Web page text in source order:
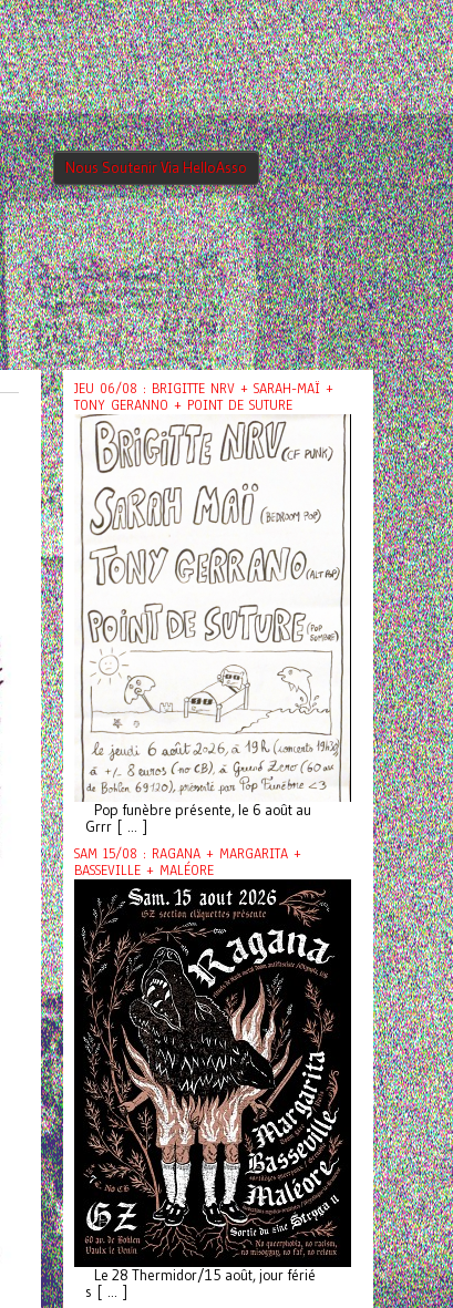
Nous Soutenir Via HelloAsso
JEU 06/08 : BRIGITTE NRV + SARAH-MAÏ +
TONY GERANNO + POINT DE SUTURE
Pop funèbre présente, le 6 août au
Grrr [ ... ]
SAM 15/08 : RAGANA + MARGARITA +
BASSEVILLE + MALÉORE
Le 28 Thermidor/15 août, jour férié
s [ ... ]